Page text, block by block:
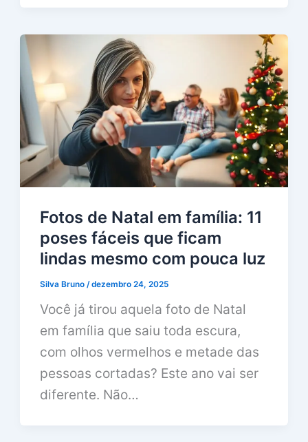
Fotos de Natal em família: 11
poses fáceis que ficam
lindas mesmo com pouca luz
Silva Bruno/dezembro 24, 2025
Você já tirou aquela foto de Natal
em família que saiu toda escura,
com olhos vermelhos e metade das
pessoas cortadas? Este ano vai ser
diferente. Não…